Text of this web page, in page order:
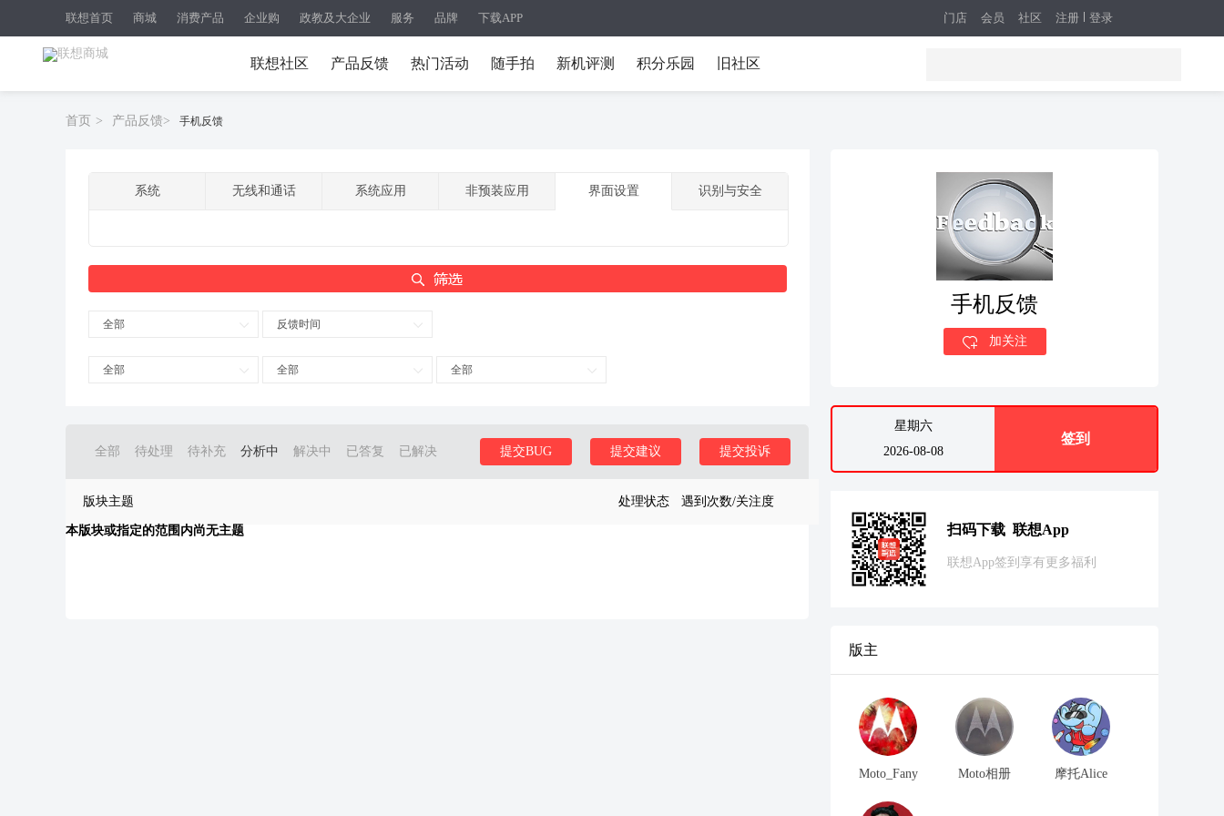
联想首页 商城 消费产品 企业购 政教及大企业 服务 品牌 下载APP 注册 登录
门店 会员 社区
联想社区 产品反馈 热门活动 随手拍 新机评测 积分乐园 旧社区
首页 > 产品反馈> 手机反馈
系统 无线和通话 系统应用 非预装应用 界面设置 识别与安全
全部 反馈时间
全部 全部 全部
全部 待处理 待补充 分析中 解决中 已答复 已解决 提交投诉
提交建议
提交BUG
版块主题 处理状态 遇到次数/关注度
本版块或指定的范围内尚无主题
手机反馈
加关注
星期六
2026-08-08
签到
扫码下载 联想App
联想App签到享有更多福利
版主
Moto_Fany Moto相册 摩托Alice